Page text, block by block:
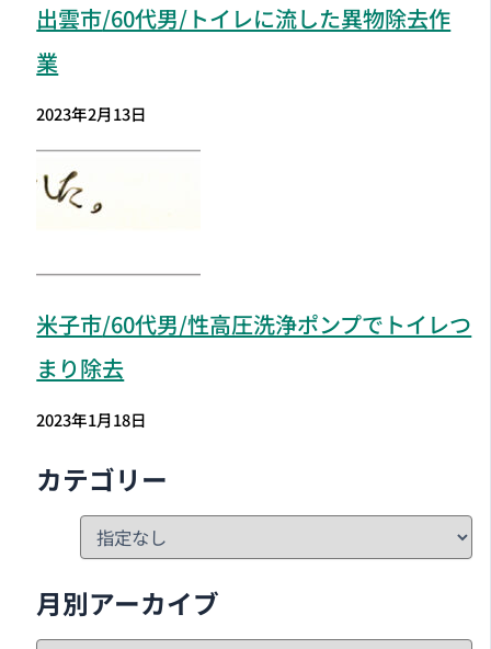
出雲市/60代男/トイレに流した異物除去作
業
2023年2月13日
米子市/60代男/性高圧洗浄ポンプでトイレつ
まり除去
2023年1月18日
カテゴリー
月別アーカイブ